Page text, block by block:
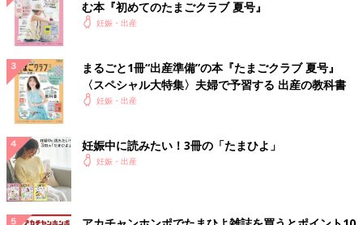
む本『初めてのたまごクラブ 夏号』
妊娠・出産
まるごと1冊“出産準備”の本『たまごクラブ 夏号』
〈スペシャル大特集〉夫婦で予習する 出産の教科書
妊娠・出産
妊娠中に読みたい！3冊の「たまひよ」
妊娠・出産